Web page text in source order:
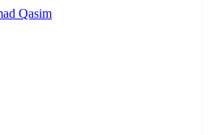
Qasim